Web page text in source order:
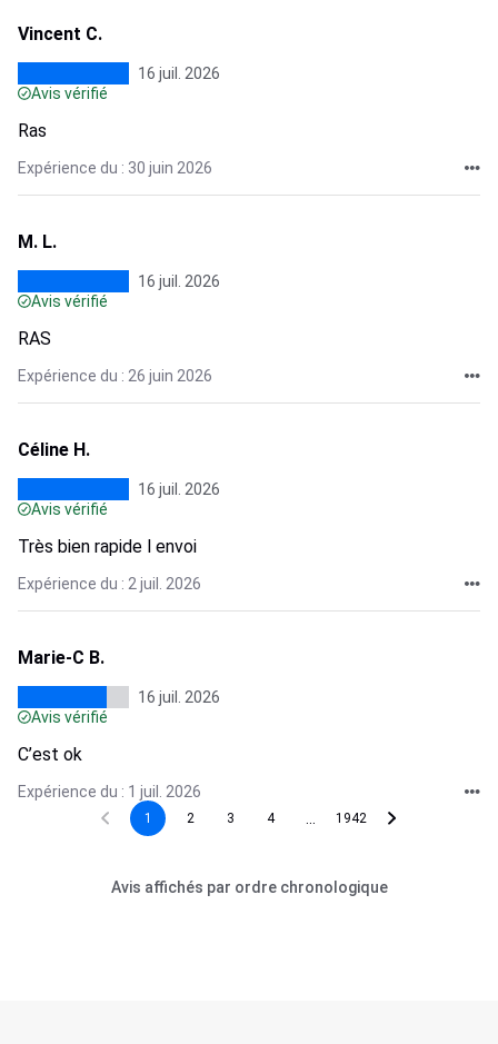
Vincent C.
16 juil. 2026
Avis vérifié
Ras
Expérience du : 30 juin 2026
M. L.
16 juil. 2026
Avis vérifié
RAS
Expérience du : 26 juin 2026
Céline H.
16 juil. 2026
Avis vérifié
Très bien rapide l envoi
Expérience du : 2 juil. 2026
Marie-C B.
16 juil. 2026
Avis vérifié
C’est ok
Expérience du : 1 juil. 2026
1 2 3 4 1942
Avis affichés par ordre chronologique